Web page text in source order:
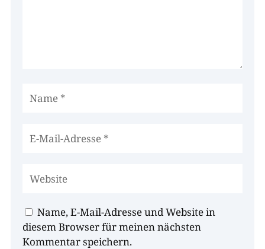
Name, E-Mail-Adresse und Website in
diesem Browser für meinen nächsten
Kommentar speichern.